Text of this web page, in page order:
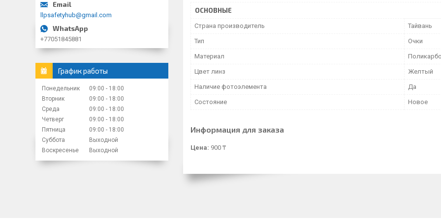
ОСНОВНЫЕ
Страна производитель Тайвань
Тип Очки
Материал
Цвет линз Желтый
Наличие фотоэлемента Да
Состояние Новое
Информация для заказа
Цена: 900 ₸
llpsafetyhub@gmail.com
+77051845881
График работы
Понедельник 09:00
18:00
Вторник
09:00
18:00
Среда
09:00
18:00
Четверг
09:00
18:00
Пятница
09:00
18:00
Суббота
Выходной
Воскресенье
Выходной